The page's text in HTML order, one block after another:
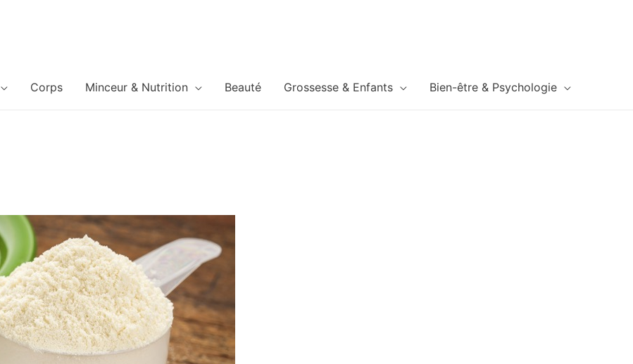
Corps Minceur & Nutrition Beauté Grossesse & Enfants Bien-être & Psychologie